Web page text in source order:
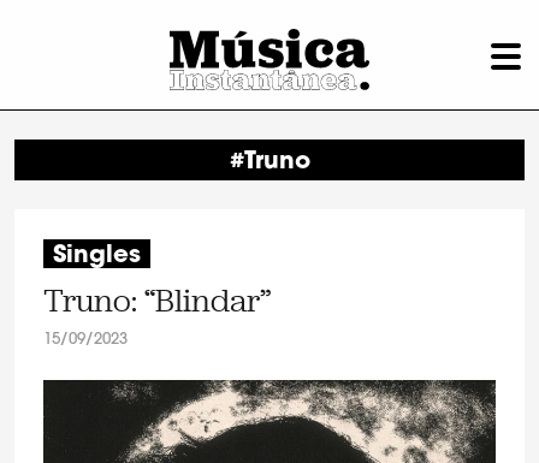
#Truno
Singles
Truno: “Blindar”
15/09/2023